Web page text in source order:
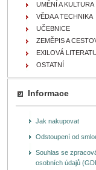
UMĚNÍ A KULTURA
VĚDA A TECHNIKA
UČEBNICE
ZEMĚPIS A
EXILOVÁ
OSTATNÍ
Informace
Jak nakupovat
Odstoupení od
Souhlas se
osobních údajů